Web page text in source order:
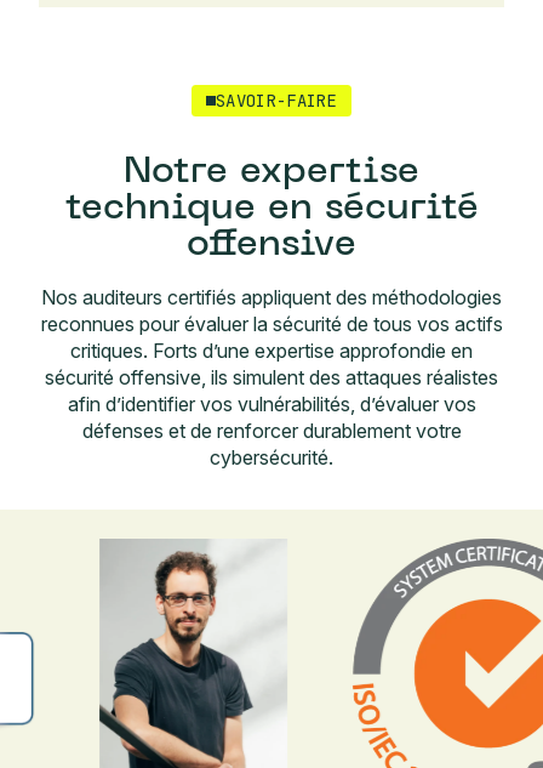
SAVOIR-FAIRE
Notre expertise
technique en sécurité
offensive
Nos auditeurs certifiés appliquent des méthodologies
reconnues pour évaluer la sécurité de tous vos actifs
critiques. Forts d’une expertise approfondie en
sécurité offensive, ils simulent des attaques réalistes
afin d’identifier vos vulnérabilités, d’évaluer vos
défenses et de renforcer durablement votre
cybersécurité.